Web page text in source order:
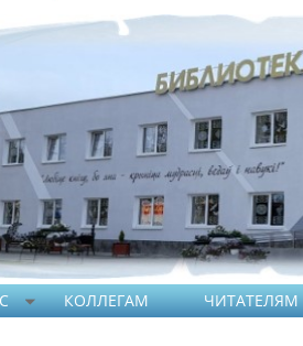
КОЛЛЕГАМ ЧИТАТЕЛЯМ